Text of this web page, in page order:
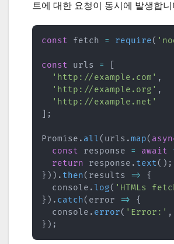
트에 대한 요청이 동시에 발생합니
const fetch = require(
const urls =
'http://example.com' ,
'http://example.org' ,
'http://example.net'
;
Promise . all( urls .map(
const response = await
return response . text( ) ;
} ) ) . then( results =>
{
  console
.log( 'HTMLs
} ) . catch( error =>
{
  console
. error( 'Error:' ,
} ) ;